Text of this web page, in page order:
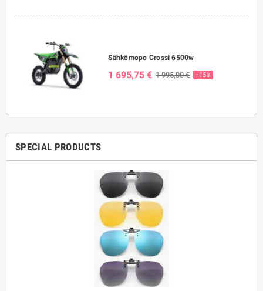
Sähkömopo Crossi 6500w
1 695,75 € 1 995,00 € −15%
SPECIAL PRODUCTS